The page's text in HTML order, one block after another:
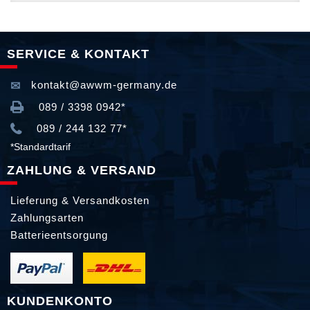
SERVICE & KONTAKT
kontakt@awwm-germany.de
089 / 3398 0942*
089 / 244 132 77*
*Standardtarif
ZAHLUNG & VERSAND
Lieferung & Versandkosten
Zahlungsarten
Batterieentsorgung
KUNDENKONTO